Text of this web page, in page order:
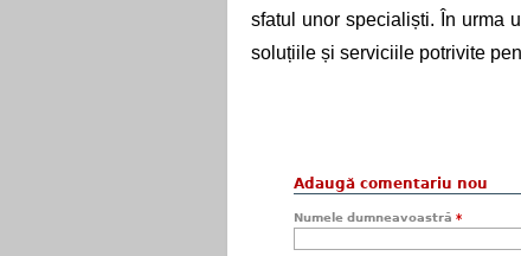
sfatul unor specialiști. În urma
soluțiile și serviciile potrivite
Adaugă comentariu nou
Numele dumneavoastră *